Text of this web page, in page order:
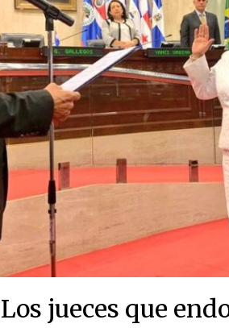
jueces que